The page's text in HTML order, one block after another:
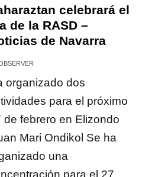
celebrará el
de la RASD –
de Navarra
organizado dos
para el próximo
de febrero en Elizondo
Mari Ondikol Se ha
una
para el 27